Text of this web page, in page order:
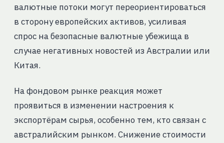
валютные потоки могут переориентироваться
в сторону европейских активов, усиливая
спрос на безопасные валютные убежища в
случае негативных новостей из Австралии или
Китая.
На фондовом рынке реакция может
проявиться в изменении настроения к
экспортёрам сырья, особенно тем, кто связан с
австралийским рынком. Снижение стоимости